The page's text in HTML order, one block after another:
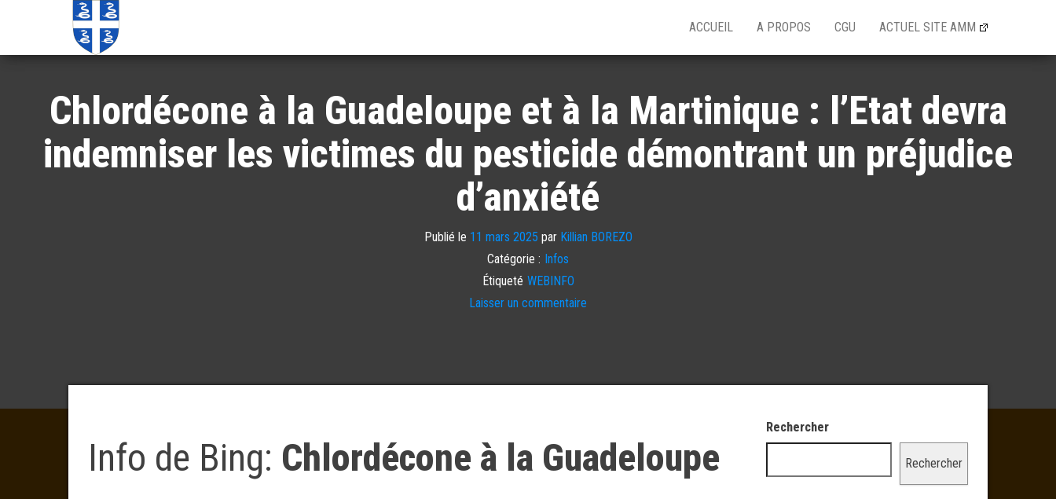
ACCUEIL A PROPOS CGU ACTUEL SITE AMM
Chlordécone à la Guadeloupe et à la Martinique : l’Etat devra
indemniser les victimes du pesticide démontrant un préjudice
d’anxiété
Publié le 11 mars 2025 par Killian BOREZO
Catégorie : Infos
Étiqueté WEBINFO
Laisser un commentaire
Info de Bing: Chlordécone à la Guadeloupe
Rechercher
Rechercher